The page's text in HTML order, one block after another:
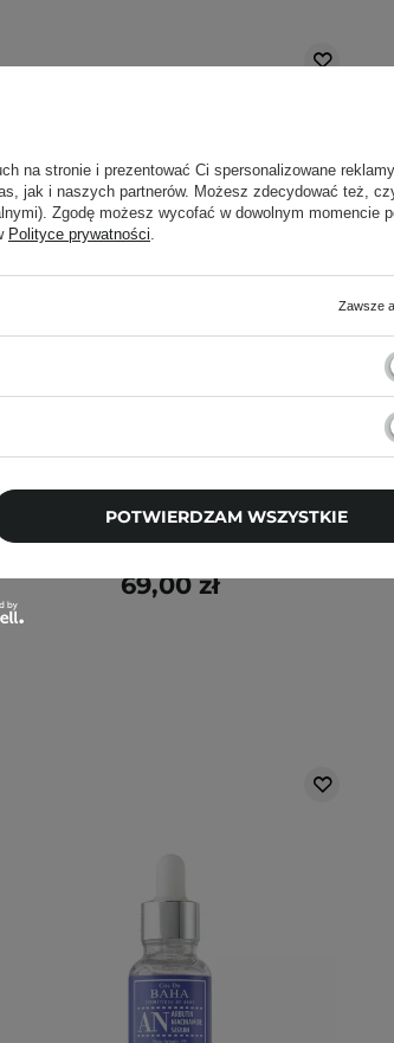
Serum - Złuszczające Serum do
Twarzy z Kwasem Glikolowym - 30ml
69,00 zł
na stronie i prezentować Ci spersonalizowane
jak i naszych partnerów. Możesz zdecydować też,
Zgodę możesz wycofać w dowolnym momencie
Polityce prywatności.
Zawsze
POTWIERDZAM WSZYSTKIE